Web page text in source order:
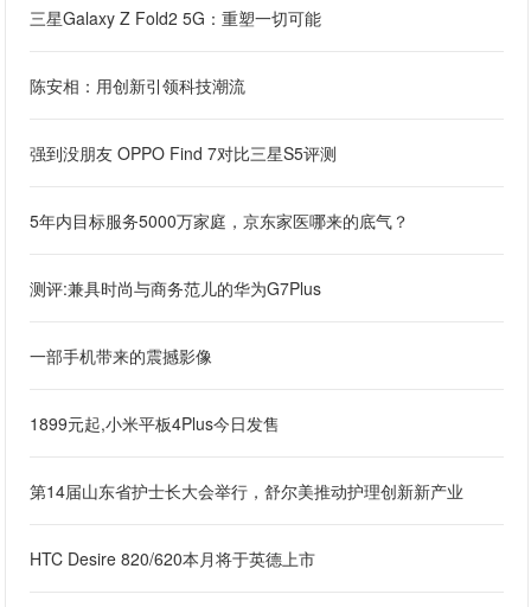
三星Galaxy Z Fold2 5G：重塑一切可能
陈安相：用创新引领科技潮流
强到没朋友 OPPO Find 7对比三星S5评测
5年内目标服务5000万家庭，京东家医哪来的底气？
测评:兼具时尚与商务范儿的华为G7Plus
一部手机带来的震撼影像
1899元起,小米平板4Plus今日发售
第14届山东省护士长大会举行，舒尔美推动护理创新新产业
HTC Desire 820/620本月将于英德上市